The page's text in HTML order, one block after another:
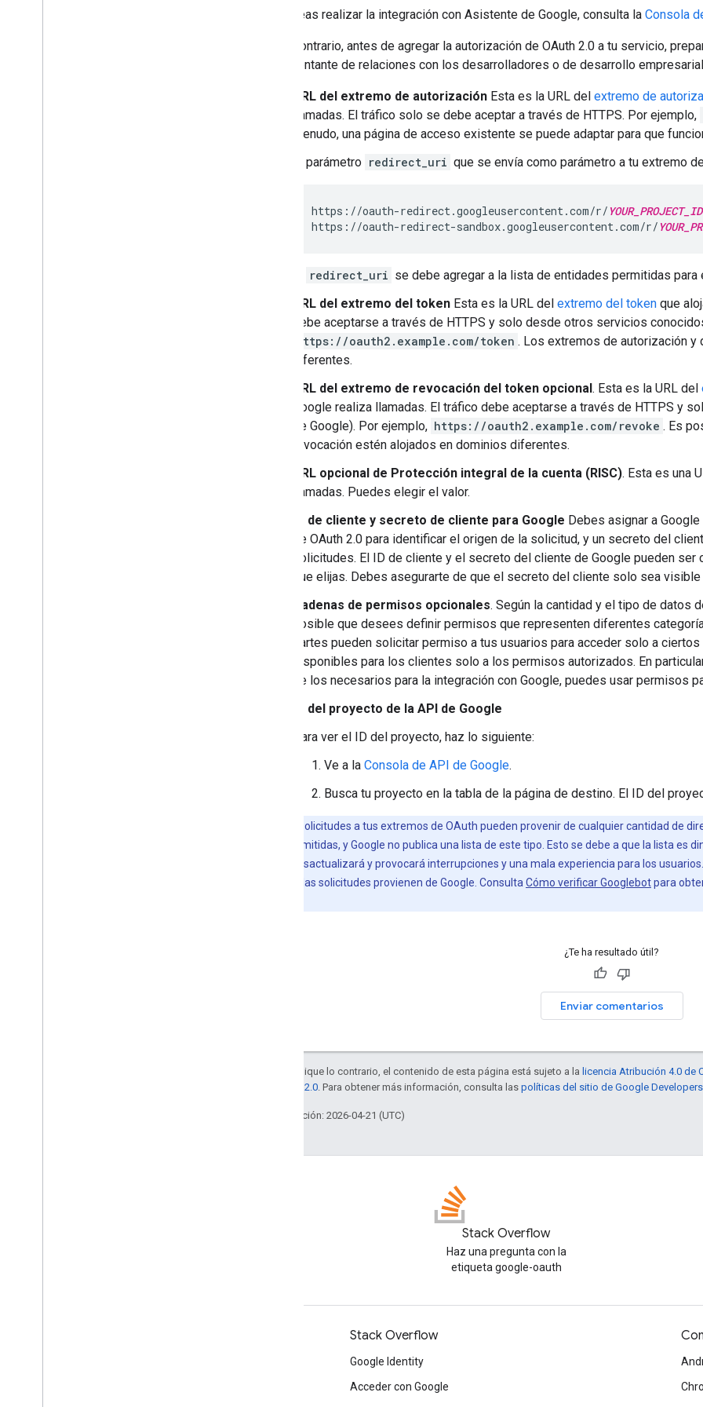
Si planeas realizar la integración con Asistente de Google, consulta la Consola
De lo contrario, antes de agregar la autorización de OAuth 2.0 a tu servicio,
representante de relaciones con los desarrolladores o de desarrollo
URL del extremo de autorización Esta es la URL del extremo de
llamadas. El tráfico solo se debe aceptar a través de HTTPS. Por ejemplo,
menudo, una página de acceso existente se puede adaptar para que
El parámetro redirect_uri que se envía como parámetro a tu extremo
https://oauth-redirect.googleusercontent.com/r/ YOUR_PROJECT_ID
https://oauth-redirect-sandbox.googleusercontent.com/r/
redirect_uri se debe agregar a la lista de entidades permitidas
URL del extremo del token Esta es la URL del extremo del token que
debe aceptarse a través de HTTPS y solo desde otros servicios
https://oauth2.example.com/token . Los extremos de autorización y
diferentes.
URL del extremo de revocación del token opcional. Esta es la URL del
Google realiza llamadas. El tráfico debe aceptarse a través de HTTPS y
de Google). Por ejemplo, https://oauth2.example.com/revoke . Es
revocación estén alojados en dominios diferentes.
URL opcional de Protección integral de la cuenta (RISC). Esta es una
llamadas. Puedes elegir el valor.
ID de cliente y secreto de cliente para Google Debes asignar a
de OAuth 2.0 para identificar el origen de la solicitud, y un secreto del
solicitudes. El ID de cliente y el secreto del cliente de Google pueden ser
que elijas. Debes asegurarte de que el secreto del cliente solo sea
Cadenas de permisos opcionales. Según la cantidad y el tipo de datos
posible que desees definir permisos que representen diferentes
partes pueden solicitar permiso a tus usuarios para acceder solo a
disponibles para los clientes solo a los permisos autorizados. En
de los necesarios para la integración con Google, puedes usar permisos
ID del proyecto de la API de Google
Para ver el ID del proyecto, haz lo siguiente:
Ve a la Consola de API de Google.
Busca tu proyecto en la tabla de la página de destino. El ID del
Las solicitudes a tus extremos de OAuth pueden provenir de cualquier cantidad de
lista de IPs permitidas, y Google no publica una lista de este tipo. Esto se debe a que la lista
Esta lista se desactualizará y provocará interrupciones y una mala experiencia para los
confirmar que las solicitudes provienen de Google. Consulta Cómo verificar Googlebotpara
¿Te ha resultado útil?
Enviar comentarios
Salvo que se indique lo contrario, el contenido de esta página está sujeto a la licencia Atribución 4.0 de
licencia Apache 2.0 . Para obtener más información, consulta las políticas del sitio de Google Developers
Última actualización: 2026-04-21 (UTC)
Stack Overflow
Haz una pregunta con la
etiqueta google-oauth
Stack Overflow
Google Identity
Acceder con Google